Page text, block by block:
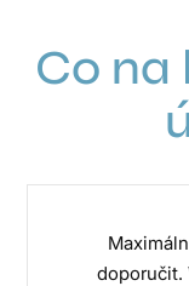
Co na
doporučit.